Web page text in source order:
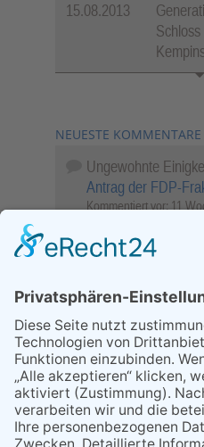
15.08.2013
NEUESTE KOMMENTARE
Ungewohnte
Antrag der FDP-
Kommentiert vor: 11
Objekt …
Kommentiert vor: 26
Sperrung für
Wellen
Sperrung der
Kommentiert vor:1
Literarischer
Alte Schule
Kommentiert vor:3